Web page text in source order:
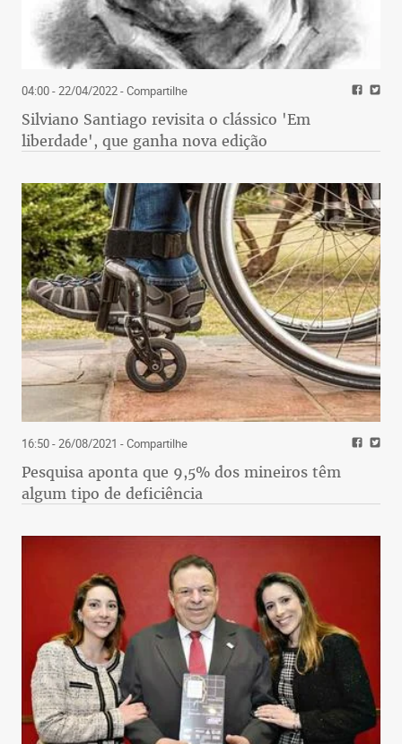
04:00 - 22/04/2022- Compartilhe
Silviano Santiago revisita o clássico 'Em
liberdade', que ganha nova edição
16:50 - 26/08/2021 - Compartilhe
Pesquisa aponta que 9,5% dos mineiros têm
algum tipo de deficiência